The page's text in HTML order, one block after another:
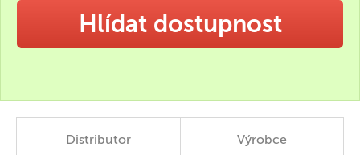
Hlídat dostupnost
Distributor Výrobce